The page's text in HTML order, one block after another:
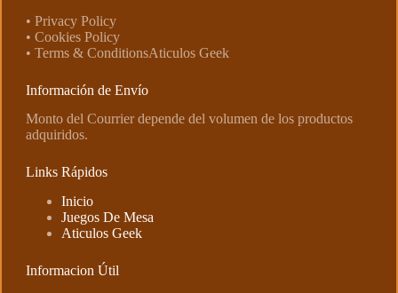
• Privacy Policy
• Cookies Policy
• Terms & ConditionsAticulos Geek
Información de Envío
Monto del Courrier depende del volumen de los productos
adquiridos.
Links Rápidos
Inicio
Juegos De Mesa
Aticulos Geek
Informacion Útil